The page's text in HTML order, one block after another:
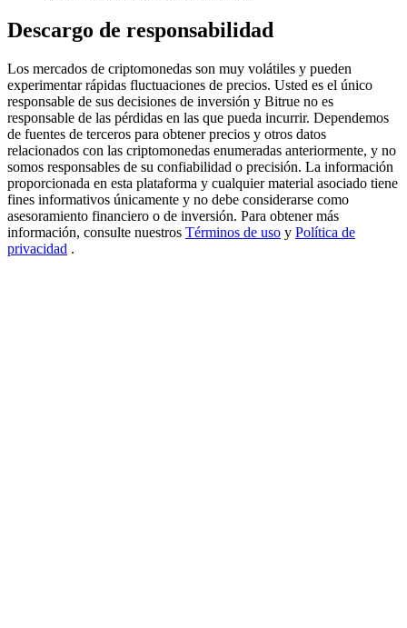
USDT New User Exclusive 10% APR
USDT Flexible Staking | Daily Rewards
New Listing Futures Fest
Trade New Futures, Win 200,000 USDT
Crypto World Cup 2026: Grand Finale
Descargo de responsabilidad
Los mercados de criptomonedas son muy volátiles y pueden
experimentar rápidas fluctuaciones de precios. Usted es el único
responsable de sus decisiones de inversión y Bitrue no es
responsable de las pérdidas en las que pueda incurrir. Dependemos
de fuentes de terceros para obtener precios y otros datos
relacionados con las criptomonedas enumeradas anteriormente, y no
somos responsables de su confiabilidad o precisión. La información
proporcionada en esta plataforma y cualquier material asociado tiene
fines informativos únicamente y no debe considerarse como
asesoramiento financiero o de inversión. Para obtener más
información, consulte nuestros Términos de uso y Política de
privacidad .